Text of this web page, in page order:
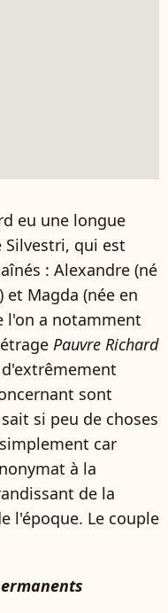
eu une longue
Silvestri, qui est
: Alexandre (né
et Magda (née en
l'on a notamment
Pauvre Richard
sont
si peu de choses
car
à la
de la
l'époque. Le couple